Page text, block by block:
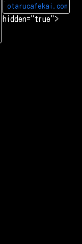
r
i
e
otarucafekai.com
hidden="true">